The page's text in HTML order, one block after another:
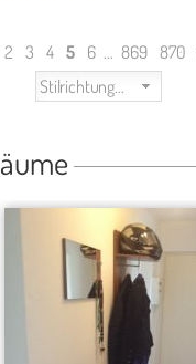
2 3 4 5 6 ... 869 870
Stilrichtung...